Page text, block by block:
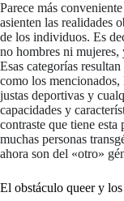
Parece más
asienten las realidades
de los individuos. Es
no hombres ni
Esas categorías
como los
justas deportivas y
capacidades y
contraste que tiene
muchas personas
ahora son del «otro»
El obstáculo queer y